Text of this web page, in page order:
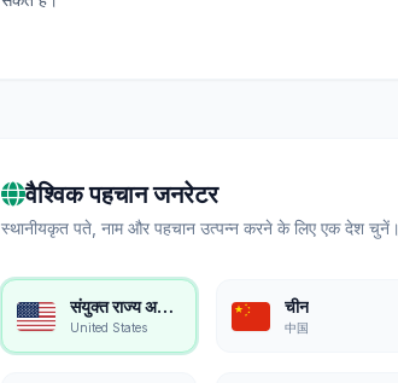
वैश्विक पहचान जनरेटर
स्थानीयकृत पते, नाम और पहचान उत्पन्न करने के लिए एक देश चुनें।
संयुक्त राज्य अमेरिका
United States
चीन
中国